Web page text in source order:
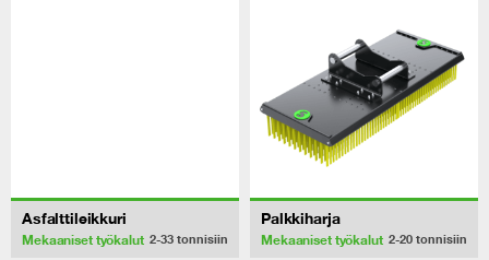
Asfalttileikkuri
Mekaaniset työkalut 2-33 tonnisiin
Palkkiharja
Mekaaniset työkalut 2-20 tonnisiin